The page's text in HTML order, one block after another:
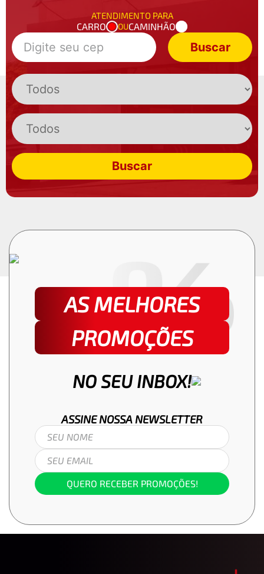
ATENDIMENTO PARA
CARRO OUCAMINHÃO
Buscar
Buscar
AS MELHORES
PROMOÇÕES
NO SEU INBOX!
ASSINE NOSSA NEWSLETTER
QUERO RECEBER PROMOÇÕES!